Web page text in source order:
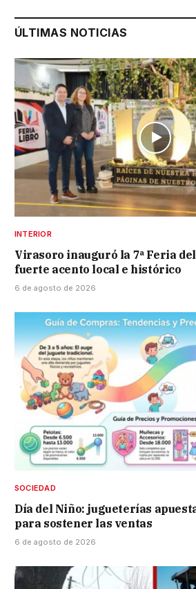
ÚLTIMAS NOTICIAS
INTERIOR
Virasoro inauguró la 7ª Feria
fuerte acento local e histórico
6 de agosto de 2026
SOCIEDAD
Día del Niño: jugueterías
para sostener las ventas
6 de agosto de 2026